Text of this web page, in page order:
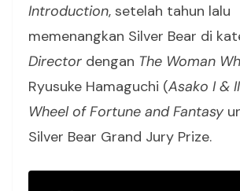
Introduction, setelah tahun lalu
memenangkan Silver Bear di
Director dengan The Woman
Ryusuke Hamaguchi (Asako I & II
Wheel of Fortune and Fantasy
Silver Bear Grand Jury Prize.